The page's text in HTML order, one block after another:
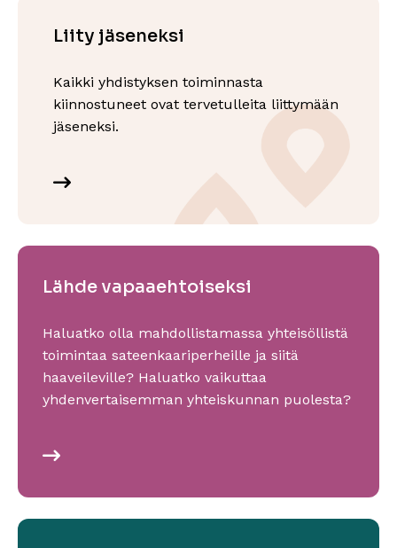
Liity jäseneksi
Kaikki yhdistyksen toiminnasta
kiinnostuneet ovat tervetulleita liittymään
jäseneksi.
Lue lisää
Sivu avautuu uudessa ikkunassa
Lähde vapaaehtoiseksi
Haluatko olla mahdollistamassa yhteisöllistä
toimintaa sateenkaariperheille ja siitä
haaveileville? Haluatko vaikuttaa
yhdenvertaisemman yhteiskunnan puolesta?
Lue lisää
Sivu avautuu uudessa ikkunassa